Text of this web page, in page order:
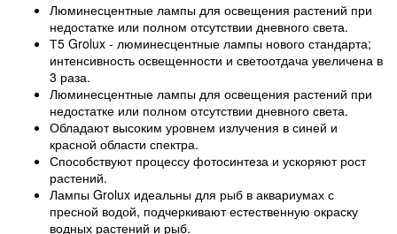
Люминесцентные лампы для освещения растений при
недостатке или полном отсутствии дневного света.
Т5 Grolux - люминесцентные лампы нового стандарта;
интенсивность освещенности и светоотдача увеличена в
3 раза.
Люминесцентные лампы для освещения растений при
недостатке или полном отсутствии дневного света.
Обладают высоким уровнем излучения в синей и
красной области спектра.
Способствуют процессу фотосинтеза и ускоряют рост
растений.
Лампы Grolux идеальны для рыб в аквариумах с
пресной водой, подчеркивают естественную окраску
водных растений и рыб.